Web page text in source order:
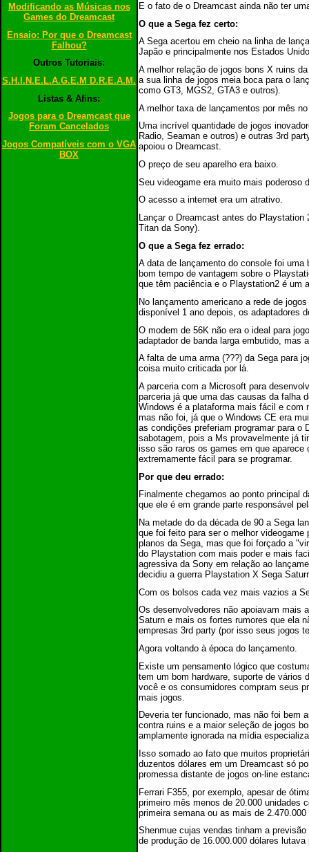
Modificando as Músicas nos
Games do Dreamcast
Ensaio: Por que o Dreamcast
Falhou?
Outros Tutoriais:
S.H.I.N.E.L.A.G.E.M D.R.E.A.M.
Listas & Afins:
Jogos para o Dreamcast que
Foram Cancelados
Jogos Compatíveis com o VGA
BOX
E o fato de o Dreamcast ainda não ter
O que a Sega fez certo:
A Sega acertou em cheio na linha de
Japão e principalmente nos Estados
A melhor relação de jogos bons X ruins
a sua linha de jogos meia boca para o
como GT3, MGS2, GTA3 e outros).
A melhor taxa de lançamentos por mês
Uma incrível quantidade de jogos
Radio, Seaman e outros) e outras 3rd
apoiou o Dreamcast.
O preço de seu aparelho era baixo.
Seu videogame era muito mais poderoso
O acesso a internet era um atrativo.
Lançar o Dreamcast antes do
Titan da Sony).
O que a Sega fez errado:
A data de lançamento do console foi
bom tempo de vantagem sobre o
que têm paciência e o Playstation2 é um
No lançamento americano a rede de
disponível 1 ano depois, os adaptadores
O modem de 56K não era o ideal para
adaptador de banda larga embutido, mas
A falta de uma arma (???) da Sega para
coisa muito criticada por lá.
A parceria com a Microsoft para
parceria já que uma das causas da falha
Windows é a plataforma mais fácil e com
mas não foi, já que o Windows CE era
as condições preferiam programar para o
sabotagem, pois a Ms provavelmente já
isso são raros os games em que
extremamente fácil para se programar.
Por que deu errado:
Finalmente chegamos ao ponto principal
que ele é em grande parte responsável
Na metade do da década de 90 a Sega
que foi feito para ser o melhor
planos da Sega, mas que foi forçado a
do Playstation com mais poder e mais
agressiva da Sony em relação ao
decidiu a guerra Playstation X Sega
Com os bolsos cada vez mais vazios a
Os desenvolvedores não apoiavam mais
Saturn e mais os fortes rumores que ela
empresas 3rd party (por isso seus jogos
Agora voltando à época do lançamento.
Existe um pensamento lógico que
tem um bom hardware, suporte de vários
você e os consumidores compram seus
mais jogos.
Deveria ter funcionado, mas não foi bem
contra ruins e a maior seleção de jogos
amplamente ignorada na mídia
Isso somado ao fato que muitos
duzentos dólares em um Dreamcast só
promessa distante de jogos on-line
Ferrari F355, por exemplo, apesar de
primeiro mês menos de 20.000 unidades
primeira semana ou as mais de
Shenmue cujas vendas tinham a
de produção de 16.000.000 dólares